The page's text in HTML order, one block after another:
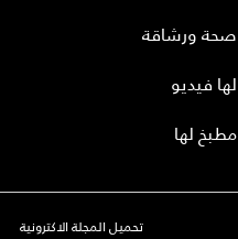
صحة ورشاقة
لها فيديو
مطبخ لها
تحميل المجلة الاكترونية